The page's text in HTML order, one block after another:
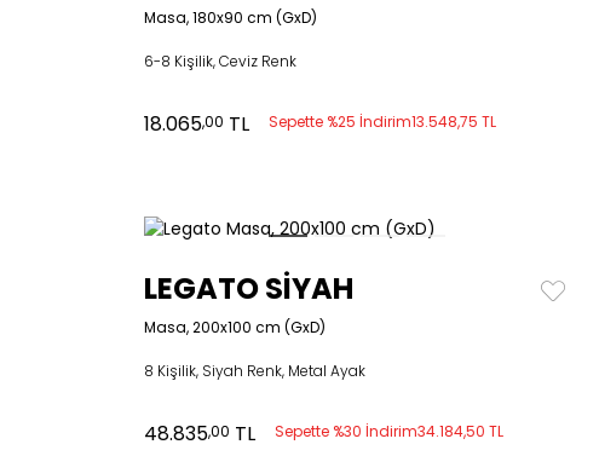
Masa, 180x90 cm (GxD)
6-8 Kişilik, Ceviz Renk
18.065,00 TL Sepette %25 İndirim13.548,75 TL
LEGATO SİYAH
Masa, 200x100 cm (GxD)
8 Kişilik, Siyah Renk, Metal Ayak
48.835,00 TL Sepette %30 İndirim34.184,50 TL